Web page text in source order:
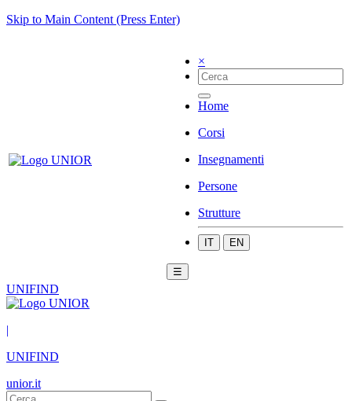
Skip to Main Content (Press Enter)
×
Home
Corsi
Insegnamenti
Persone
Strutture
IT EN
☰
UNIFIND
|
UNIFIND
unior.it